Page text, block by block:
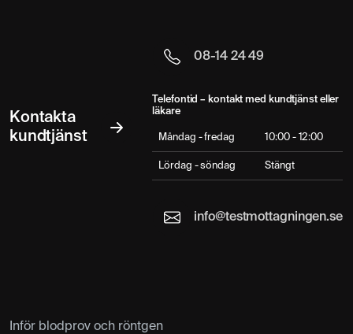
Kontakta
kundtjänst
08-14 24 49
Telefontid – kontakt med kundtjänst eller
läkare
Måndag - fredag 10:00 - 12:00
Lördag - söndag Stängt
info@testmottagningen.se
Inför blodprov och röntgen